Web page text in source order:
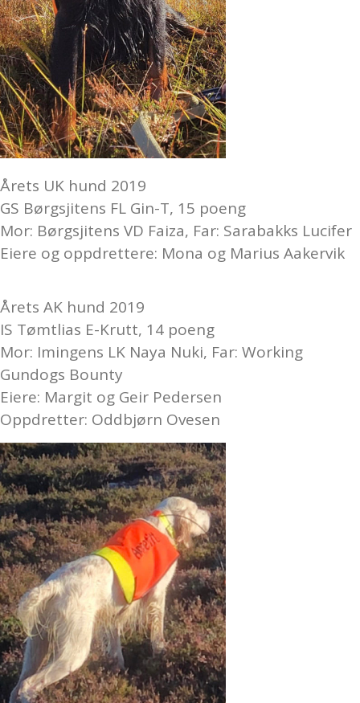
Årets UK hund 2019
GS Børgsjitens FL Gin-T, 15 poeng
Mor: Børgsjitens VD Faiza, Far: Sarabakks Lucifer
Eiere og oppdrettere: Mona og Marius Aakervik
Årets AK hund 2019
IS Tømtlias E-Krutt, 14 poeng
Mor: Imingens LK Naya Nuki, Far: Working
Gundogs Bounty
Eiere: Margit og Geir Pedersen
Oppdretter: Oddbjørn Ovesen